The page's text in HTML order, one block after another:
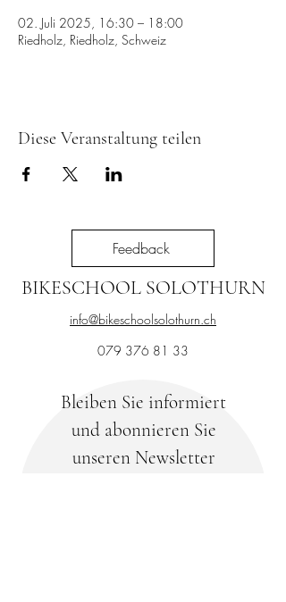
02. Juli 2025, 16:30 – 18:00
Riedholz, Riedholz, Schweiz
Diese Veranstaltung teilen
Feedback
BIKESCHOOL SOLOTHURN
info@bikeschoolsolothurn.ch
079 376 81 33
Bleiben Sie informiert
und abonnieren Sie
unseren Newsletter